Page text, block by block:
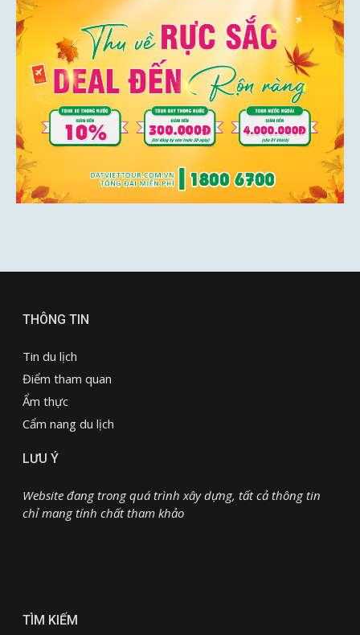
THÔNG TIN
Tin du lịch
Điểm tham quan
Ẩm thực
Cẩm nang du lịch
LƯU Ý
Website đang trong quá trình xây dựng, tất cả thông tin
chỉ mang tính chất tham khảo
TÌM KIẾM